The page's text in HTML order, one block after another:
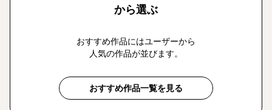
から選ぶ
おすすめ作品にはユーザーから
人気の作品が並びます。
おすすめ作品一覧を見る